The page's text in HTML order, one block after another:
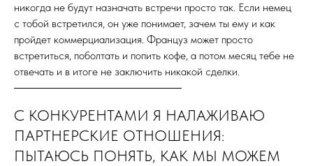
никогда не будут назначать встречи просто так. Если немец
с тобой встретился, он уже понимает, зачем ты ему и как
пройдет коммерциализация. Француз может просто
встретиться, поболтать и попить кофе, а потом месяц тебе не
отвечать и в итоге не заключить никакой сделки.
С КОНКУРЕНТАМИ Я НАЛАЖИВАЮ
ПАРТНЕРСКИЕ ОТНОШЕНИЯ:
ПЫТАЮСЬ ПОНЯТЬ, КАК МЫ МОЖЕМ